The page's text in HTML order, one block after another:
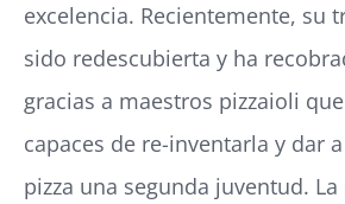
excelencia. Recientemente, su
sido redescubierta y ha
gracias a maestros pizzaioli
capaces de re-inventarla y dar
pizza una segunda juventud. La